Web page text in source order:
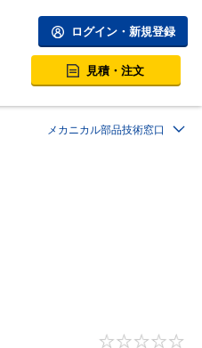
ログイン・新規登録
見積・注文
メカニカル部品技術窓口